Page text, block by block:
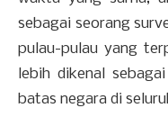
sebagai seorang
pulau-pulau yang
lebih dikenal
batas negara di